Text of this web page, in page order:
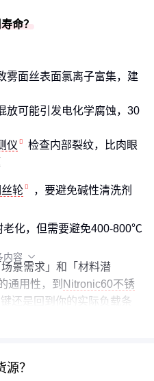
命？
雾面丝表面氯离子富集，建
放可能引发电化学腐蚀，30
仪
检查内部裂纹，比肉眼
轮
，要避免碱性清洗剂
老化，但需要避免400-800℃
景需求」和「材料潜
通用性，到 Nitronic60不锈
还是回到你的实际负载条
内容 
源？